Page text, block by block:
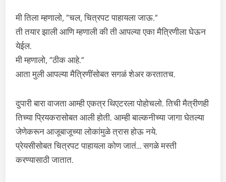
मी तिला म्हणालो, “चल, चित्रपट पाहायला जाऊ.”
ती तयार झाली आणि म्हणाली की ती आपल्या एका मैत्रिणीला घेऊन
येईल.
मी म्हणालो, “ठीक आहे.”
आता मुली आपल्या मैत्रिणींसोबत सगळं शेअर करतातच.
दुपारी बारा वाजता आम्ही एकत्र थिएटरला पोहोचलो. तिची मैत्रीणही
तिच्या प्रियकरासोबत आली होती. आम्ही बाल्कनीच्या जागा घेतल्या
जेणेकरून आजूबाजूच्या लोकांमुळे त्रास होऊ नये.
प्रेयसीसोबत चित्रपट पाहायला कोण जातं… सगळे मस्ती
करण्यासाठी जातात.